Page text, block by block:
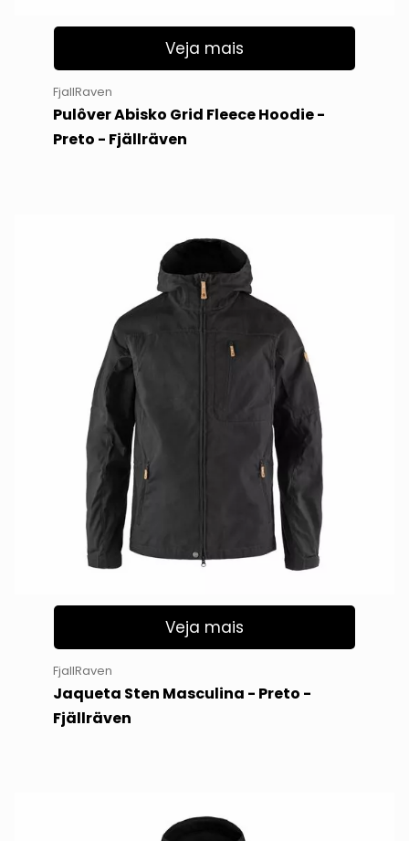
Veja mais
FjallRaven
Pulôver Abisko Grid Fleece Hoodie -
Preto - Fjällräven
Veja mais
FjallRaven
Jaqueta Sten Masculina - Preto -
Fjällräven